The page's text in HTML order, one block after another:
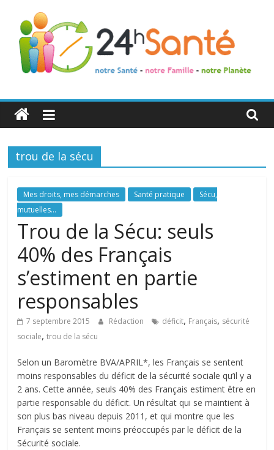
24h
Santé
La
de
toute
famille
trou de la sécu
Mes droits, mes démarches Santé pratique
Sécu,
mutuelles...
Trou de la Sécu: seuls
40% des Français
s’estiment en partie
responsables
7 septembre 2015 Rédaction déficit, Français, sécurité
sociale,trou de la sécu
Selon un Baromètre BVA/APRIL*, les Français se sentent
moins responsables du déficit de la sécurité sociale qu’il y a
2 ans. Cette année, seuls 40% des Français estiment être en
partie responsable du déficit. Un résultat qui se maintient à
son plus bas niveau depuis 2011, et qui montre que les
Français se sentent moins préoccupés par le déficit de la
Sécurité sociale.